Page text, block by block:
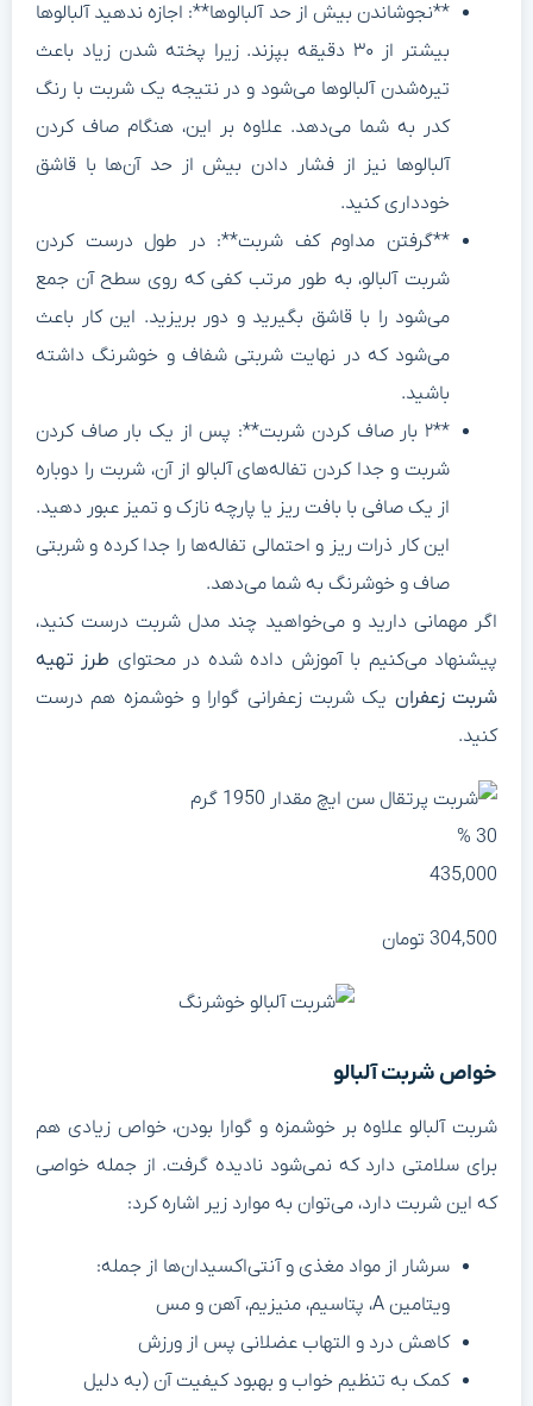
**نجوشاندن بیش از حد آلبالوها**: اجازه ندهید آلبالوها
بیشتر از ۳۰ دقیقه بپزند. زیرا پخته شدن زیاد باعث
تیره‌شدن آلبالوها می‌شود و در نتیجه یک شربت با رنگ
کدر به شما می‌دهد. علاوه بر این، هنگام صاف کردن
آلبالوها نیز از فشار دادن بیش از حد آن‌ها با قاشق
خودداری کنید.
**گرفتن مداوم کف شربت**: در طول درست کردن
شربت آلبالو، به طور مرتب کفی که روی سطح آن جمع
می‌شود را با قاشق بگیرید و دور بریزید. این کار باعث
می‌شود که در نهایت شربتی شفاف و خوشرنگ داشته
باشید.
**۲ بار صاف کردن شربت**: پس از یک بار صاف کردن
شربت و جدا کردن تفاله‌های آلبالو از آن، شربت را دوباره
از یک صافی با بافت ریز یا پارچه نازک و تمیز عبور دهید.
این کار ذرات ریز و احتمالی تفاله‌ها را جدا کرده و شربتی
صاف و خوشرنگ به شما می‌دهد.
اگر مهمانی دارید و می‌خواهید چند مدل شربت درست کنید،
می‌کنیم با آموزش داده شده در محتوایطرز تهیه
زعفرانیک شربت زعفرانی گوارا و خوشمزه هم درست
کنید.
435,000
304,500 تومان
خواص شربت آلبالو
شربت آلبالو علاوه بر خوشمزه و گوارا بودن، خواص زیادی هم
برای سلامتی دارد که نمی‌شود نادیده گرفت. از جمله خواصی
که این شربت دارد، می‌توان به موارد زیر اشاره کرد:
سرشار از مواد مغذی و آنتی‌اکسیدان‌ها از جمله:
ویتامین A، پتاسیم، منیزیم، آهن و مس
کاهش درد و التهاب عضلانی پس از ورزش
کمک به تنظیم خواب و بهبود کیفیت آن (به دلیل